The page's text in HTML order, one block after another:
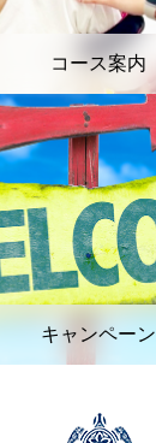
コース案内
キャンペーン